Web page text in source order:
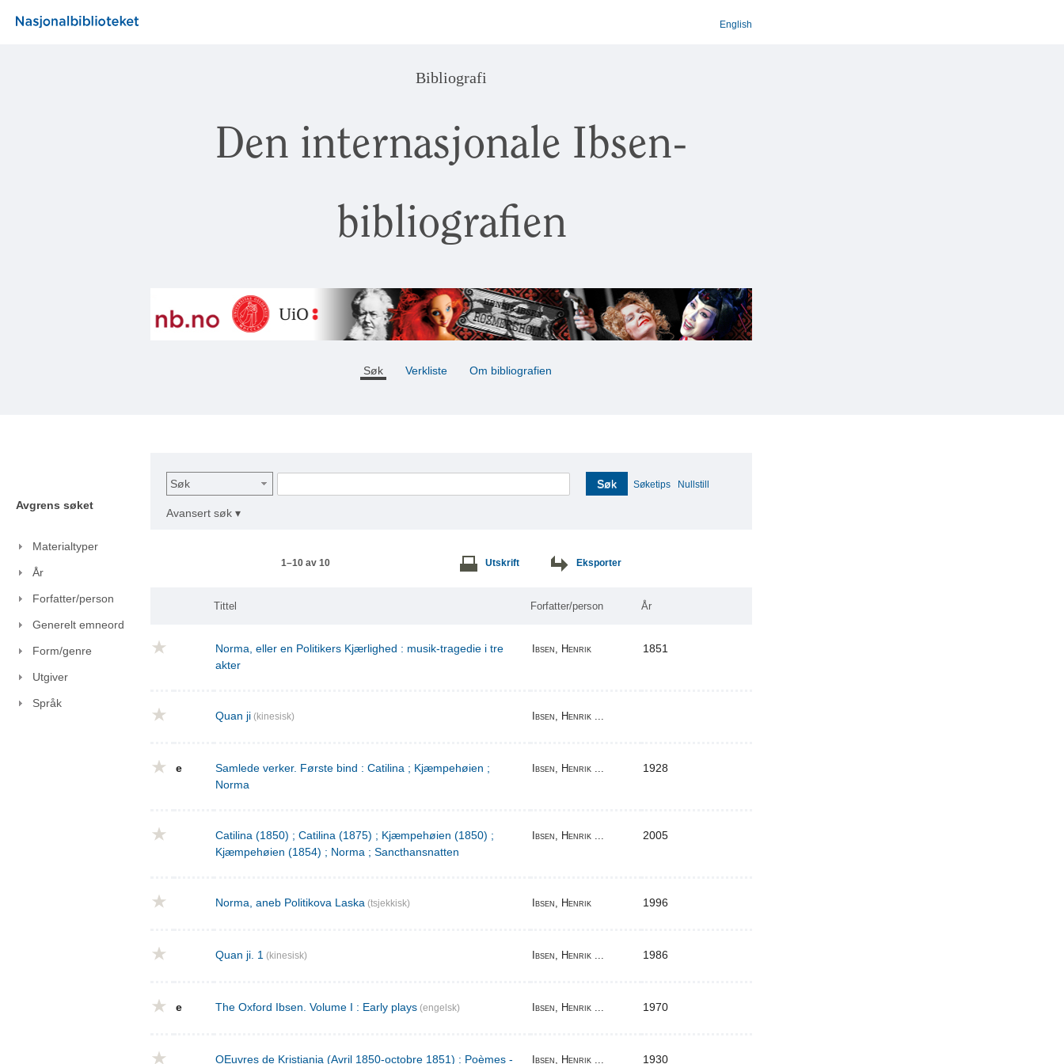
English
Bibliografi
Den internasjonale Ibsen-
bibliografien
Søk Verkliste Om bibliografien
Avgrens søket
Materialtyper
År
Forfatter/person
Generelt emneord
Form/genre
Utgiver
Språk
Søk Søk Søketips Nullstill
Avansert søk ▾
1–10 av 10 Utskrift Eksporter
Tittel Forfatter/person År
Norma, eller en Politikers Kjærlighed : musik-tragedie i tre
akter
Ibsen, Henrik 1851
Quan ji (kinesisk) Ibsen, Henrik ...
e
Samlede verker. Første bind : Catilina ; Kjæmpehøien ;
Norma
Ibsen, Henrik ... 1928
Catilina (1850) ; Catilina (1875) ; Kjæmpehøien (1850) ;
Kjæmpehøien (1854) ; Norma ; Sancthansnatten
Ibsen, Henrik ... 2005
Norma, aneb Politikova Laska (tsjekkisk) Ibsen, Henrik 1996
Quan ji. 1 (kinesisk) Ibsen, Henrik ... 1986
e The Oxford Ibsen. Volume I : Early plays (engelsk) Ibsen, Henrik ... 1970
OEuvres de Kristiania (Avril 1850-octobre 1851) : Poèmes - Ibsen, Henrik ... 1930